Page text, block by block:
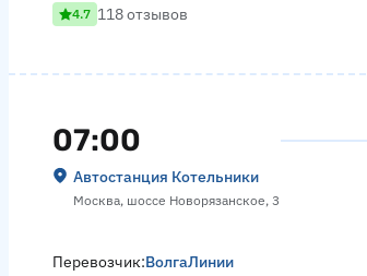
4.7 118 отзывов
07:00
Автостанция Котельники
Москва, шоссе Новорязанское, 3
Перевозчик:ВолгаЛинии